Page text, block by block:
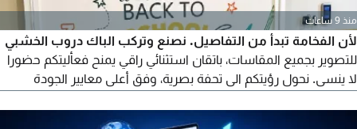
منذ 9 ساعات
لأن الفخامة تبدأ من التفاصيل. نصنع وتركب الباك دروب الخشبي
للتصوير بجميع المقاسات، باتقان استثنائي راقي يمنح فعأليتكم حضورا
لا ينسى. نحول رؤيتكم الى تحفة بصرية، وفق أعلى معايير الجودة